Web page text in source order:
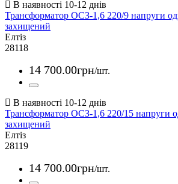
Трансформатор ОСЗ-1,6 220/9 напруги
захищений
Елтіз
28118
14 700.00грн/шт.
Трансформатор ОСЗ-1,6 220/15 напруги
захищений
Елтіз
28119
14 700.00грн/шт.